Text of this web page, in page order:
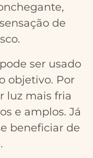
de
ser usado
objetivo. Por
luz mais fria
e amplos. Já
beneficiar de